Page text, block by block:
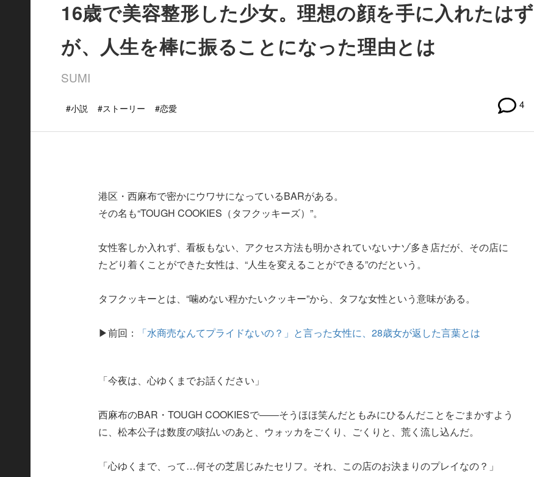
16歳で美容整形した少女。理想の顔を手に入れたはず
が、人生を棒に振ることになった理由とは
SUMI
#小説 #ストーリー #恋愛 4
港区・西麻布で密かにウワサになっているBARがある。
その名も“TOUGH COOKIES（タフクッキーズ）”。
女性客しか入れず、看板もない、アクセス方法も明かされていないナゾ多き店だが、その店に
たどり着くことができた女性は、“人生を変えることができる”のだという。
タフクッキーとは、“噛めない程かたいクッキー”から、タフな女性という意味がある。
▶前回： 「水商売なんてプライドないの？」と言った女性に、28歳女が返した言葉とは
「今夜は、心ゆくまでお話ください」
西麻布のBAR・TOUGH COOKIESで――そうほほ笑んだともみにひるんだことをごまかすよう
に、松本公子は数度の咳払いのあと、ウォッカをごくり、ごくりと、荒く流し込んだ。
「心ゆくまで、って…何その芝居じみたセリフ。それ、この店のお決まりのプレイなの？」